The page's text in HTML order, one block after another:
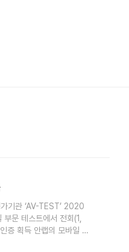
기관 ‘AV-TEST’ 2020
문 테스트에서 전회(1,
증 획득 안랩의 모바일 보